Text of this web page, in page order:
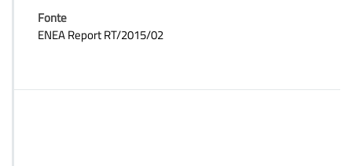
Fonte
ENEA Report RT/2015/02